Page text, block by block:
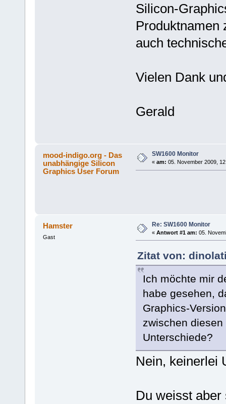
Silicon-
Produktnamen
auch
Vielen Dank
Gerald
mood-indigo.org - Das
unabhängige Silicon
Graphics User Forum
SW1600 Monitor
« am: 05. November 2009,
Hamster
Gast
Re: SW1600 Monitor
« Antwort #1 am: 05.
Zitat von:
Ich möchte mir
habe gesehen,
Graphics-
zwischen
Unterschiede?
Nein, keinerlei
Du weisst